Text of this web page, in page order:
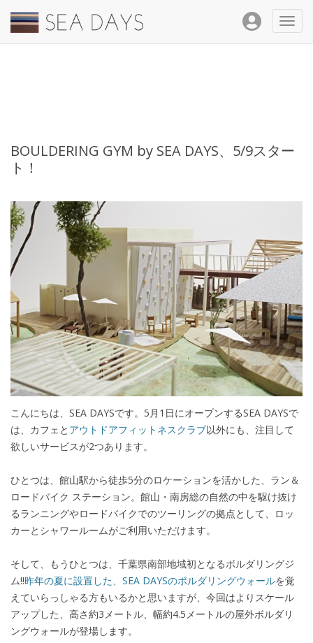
BOULDERING GYM by SEA DAYS、5/9スター
ト！
こんにちは、SEA DAYSです。5月1日にオープンするSEA DAYSで
は、カフェと アウトドアフィットネスクラブ以外にも、注目して
欲しいサービスが2つあります。
ひとつは、館山駅から徒歩5分のロケーションを活かした、ラン＆
ロードバイク ステーション。館山・南房総の自然の中を駆け抜け
るランニングやロードバイクでのツーリングの拠点として、ロッ
カーとシャワールームがご利用いただけます。
そして、もうひとつは、千葉県南部地域初となるボルダリングジ
ム!!昨年の夏に設置した、SEA DAYSのボルダリングウォールを覚
えていらっしゃる方もいるかと思いますが、今回はよりスケール
アップした、高さ約3メートル、幅約4.5メートルの屋外ボルダリ
ングウォールが登場します。